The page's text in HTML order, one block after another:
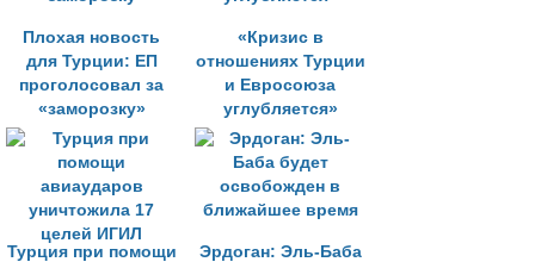
Плохая новость
для Турции: ЕП
проголосовал за
«заморозку»
«Кризис в
отношениях Турции
и Евросоюза
углубляется»
Турция при помощи
Эрдоган: Эль-Баба